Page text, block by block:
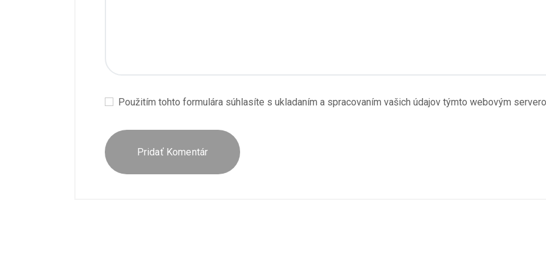
Použitím tohto formulára súhlasíte s ukladaním a spracovaním vašich údajov týmto webovým